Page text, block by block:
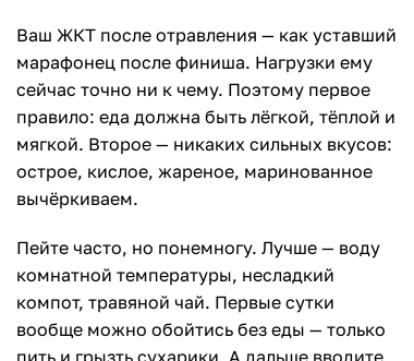
Ваш ЖКТ после отравления — как уставший
марафонец после финиша. Нагрузки ему
сейчас точно ни к чему. Поэтому первое
правило: еда должна быть лёгкой, тёплой и
мягкой. Второе — никаких сильных вкусов:
острое, кислое, жареное, маринованное
вычёркиваем.
Пейте часто, но понемногу. Лучше — воду
комнатной температуры, несладкий
компот, травяной чай. Первые сутки
вообще можно обойтись без еды — только
пить и грызть сухарики. А дальше вводите